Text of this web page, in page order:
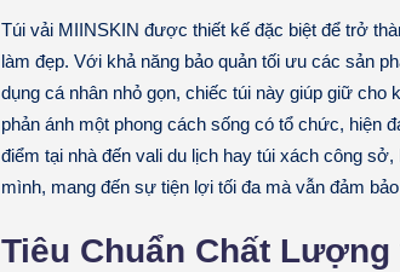
Túi vải MIINSKIN được thiết kế đặc biệt để trở
làm đẹp. Với khả năng bảo quản tối ưu các sản
dụng cá nhân nhỏ gọn, chiếc túi này giúp giữ cho
phản ánh một phong cách sống có tổ chức, hiện
điểm tại nhà đến vali du lịch hay túi xách công
mình, mang đến sự tiện lợi tối đa mà vẫn đảm
Tiêu Chuẩn Chất